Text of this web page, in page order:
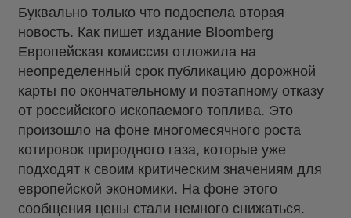
Буквально только что подоспела вторая
новость. Как пишет издание Bloomberg
Европейская комиссия отложила на
неопределенный срок публикацию дорожной
карты по окончательному и поэтапному отказу
от российского ископаемого топлива. Это
произошло на фоне многомесячного роста
котировок природного газа, которые уже
подходят к своим критическим значениям для
европейской экономики. На фоне этого
сообщения цены стали немного снижаться.